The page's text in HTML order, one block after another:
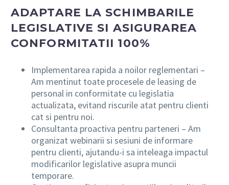
ADAPTARE LA SCHIMBARILE
LEGISLATIVE SI ASIGURAREA
CONFORMITATII 100%
Implementarea rapida a noilor reglementari –
Am mentinut toate procesele de leasing de
personal in conformitate cu legislatia
actualizata, evitand riscurile atat pentru clienti
cat si pentru noi.
Consultanta proactiva pentru parteneri – Am
organizat webinarii si sesiuni de informare
pentru clienti, ajutandu-i sa inteleaga impactul
modificarilor legislative asupra muncii
temporare.